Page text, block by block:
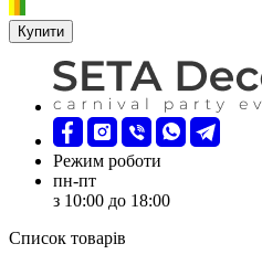
Купити
Режим роботи
пн-пт
з 10:00 до 18:00
Список товарів